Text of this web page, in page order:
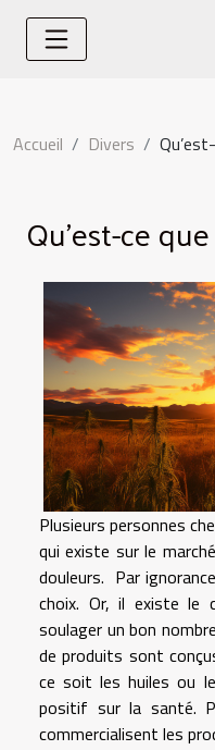
Accueil Divers
Qu’est-ce
Plusieurs personnes
qui existe sur le
douleurs. Par
choix. Or, il existe le
soulager un bon
de produits sont
ce soit les huiles ou
positif sur la santé.
commercialisent les